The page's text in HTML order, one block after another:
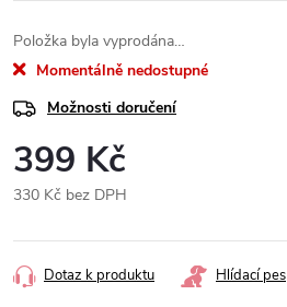
Položka byla vyprodána…
Momentálně nedostupné
Možnosti doručení
399 Kč
330 Kč bez DPH
cena:
Dotaz k produktu Hlídací pes